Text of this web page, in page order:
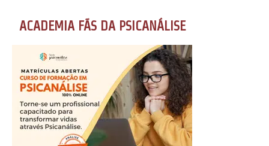
ACADEMIA FÃS DA PSICANÁLISE